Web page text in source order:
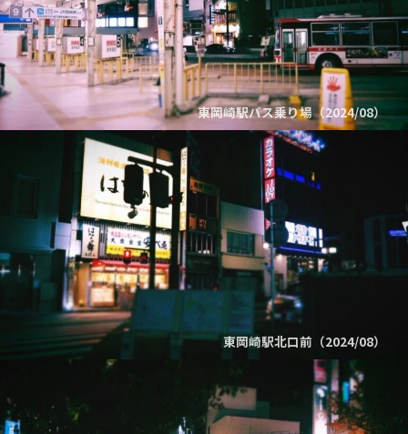
東岡崎駅バス乗り場（2024/08）
東岡崎駅北口前（2024/08）